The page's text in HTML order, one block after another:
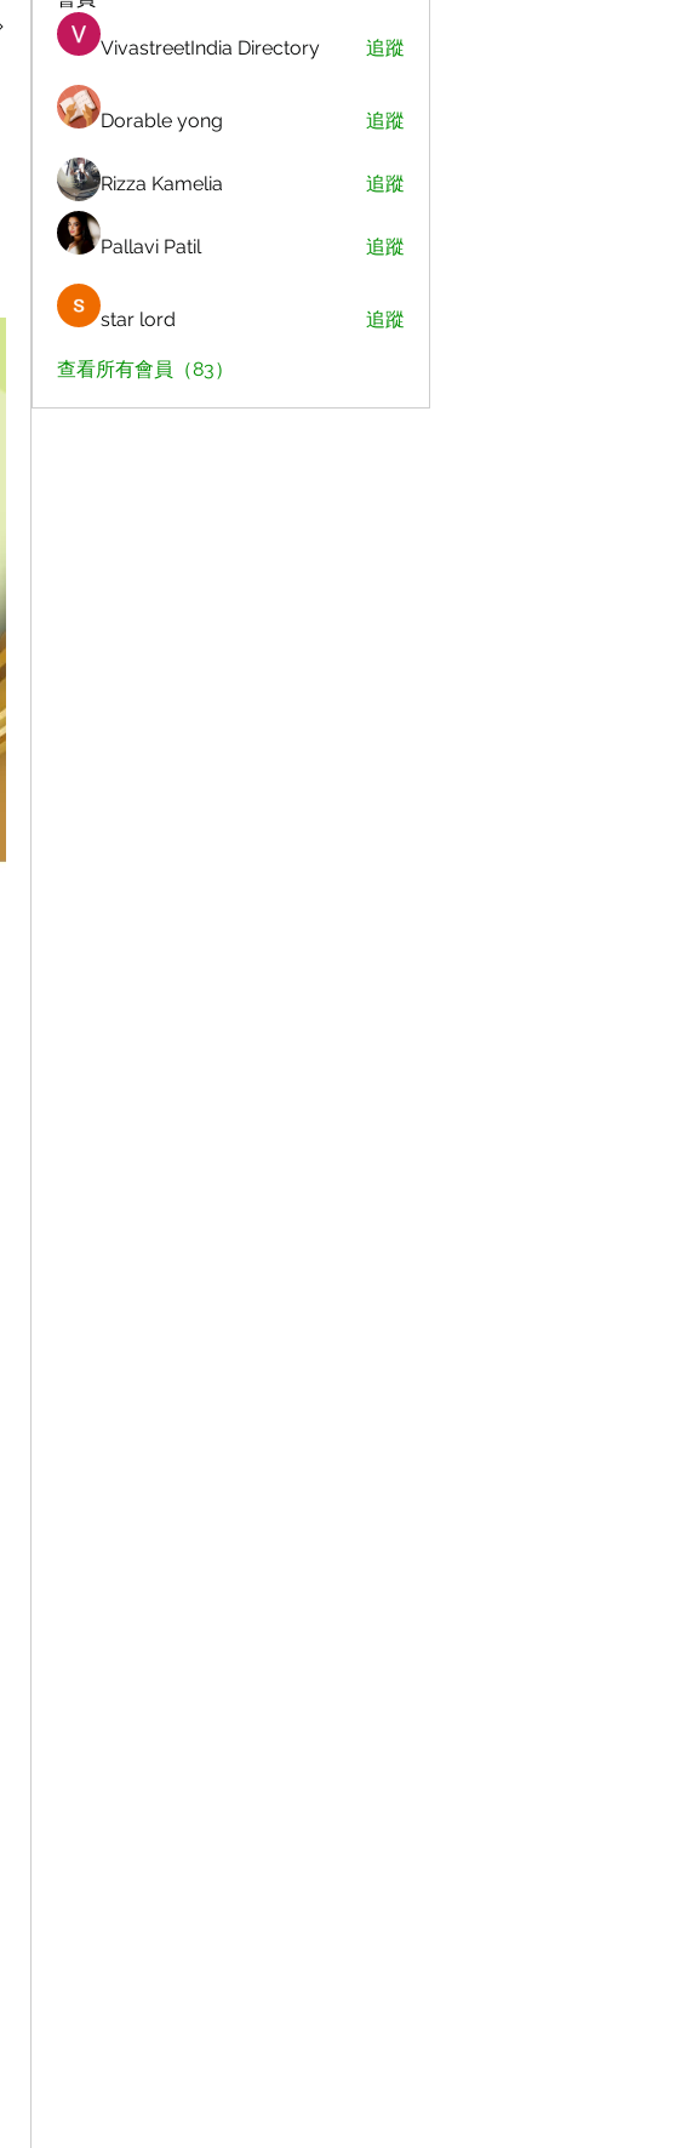
VivastreetIndia Directory 追蹤
Dorable yong 追蹤
Rizza Kamelia 追蹤
Pallavi Patil 追蹤
star lord 追蹤
查看所有會員（83）